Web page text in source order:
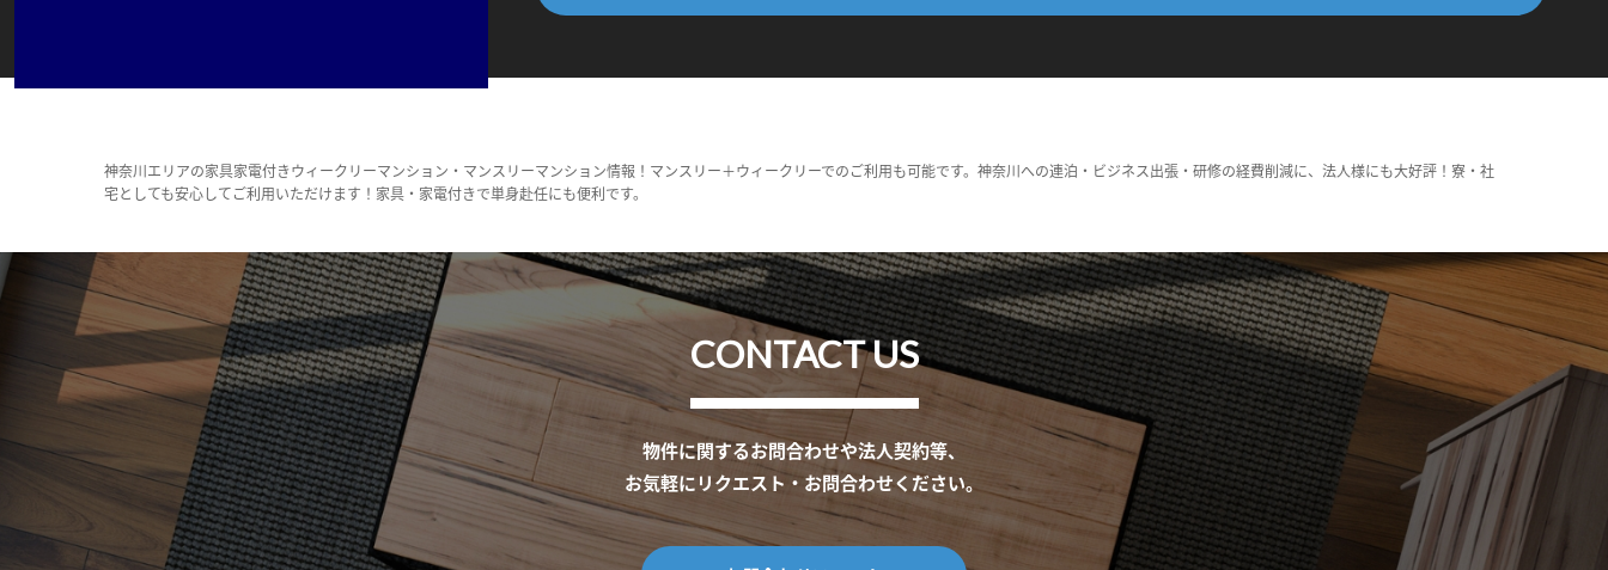
神奈川エリアの家具家電付きウィークリーマンション・マンスリーマンション情報！マンスリー＋ウィークリーでのご利用も可能です。神奈川への連泊・ビジネス出張・研修の経費削減に、法人様にも大好評！寮・社
宅としても安心してご利用いただけます！家具・家電付きで単身赴任にも便利です。
CONTACT US
物件に関するお問合わせや法人契約等、
お気軽にリクエスト・お問合わせください。